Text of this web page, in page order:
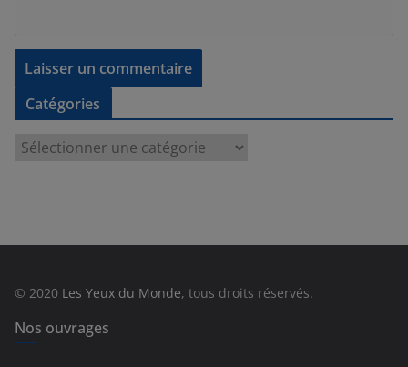
Catégories
e
s
© 2020 Les Yeux du Monde, tous droits réservés.
Nos ouvrages